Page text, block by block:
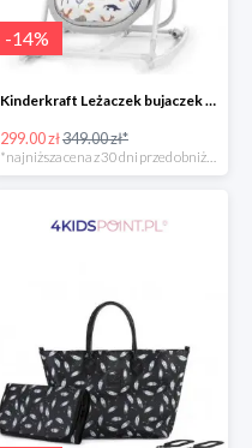
-14%
Kinderkraft Leżaczek bujaczek krzesełko Unimo Forest Yellow 5w1
299.00 zł349.00 zł*
*najniższa cena z 30 dni przed obniżką